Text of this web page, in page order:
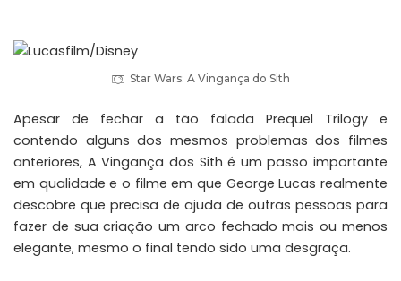
Star Wars: A Vingança do Sith
Apesar de fechar a tão falada Prequel Trilogy e
contendo alguns dos mesmos problemas dos filmes
anteriores, A Vingança dos Sith é um passo importante
em qualidade e o filme em que George Lucas realmente
descobre que precisa de ajuda de outras pessoas para
fazer de sua criação um arco fechado mais ou menos
elegante, mesmo o final tendo sido uma desgraça.